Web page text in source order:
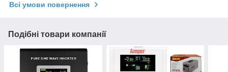
Всі умови повернення
Подібні товари компанії